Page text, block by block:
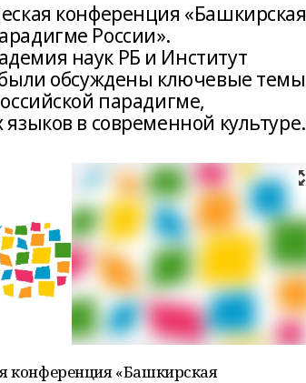
конференция «Башкирская
России».
наук РБ и Институт
были обсуждены ключевые темы
парадигме,
в современной культуре.
конференция «Башкирская